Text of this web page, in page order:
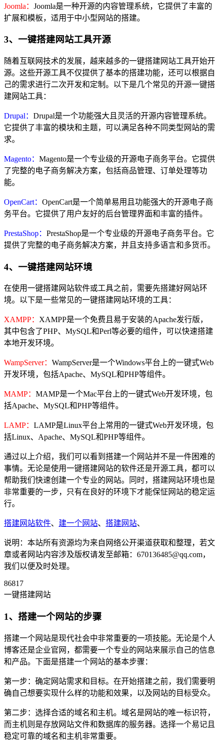
Joomla： Joomla是一种开源的内容管理系统，它提供了丰富的
扩展和模板，适用于中小型网站的搭建。
3、一键搭建网站工具开源
随着互联网技术的发展，越来越多的一键搭建网站工具开始开
源。这些开源工具不仅提供了基本的搭建功能，还可以根据自
己的需求进行二次开发和定制。以下是几个常见的开源一键搭
建网站工具：
Drupal： Drupal是一个功能强大且灵活的开源内容管理系统。
它提供了丰富的模块和主题，可以满足各种不同类型网站的需
求。
Magento： Magento是一个专业级的开源电子商务平台。它提供
了完整的电子商务解决方案，包括商品管理、订单处理等功
能。
OpenCart： OpenCart是一个简单易用且功能强大的开源电子商
务平台。它提供了用户友好的后台管理界面和丰富的插件。
PrestaShop： PrestaShop是一个专业级的开源电子商务平台。它
提供了完整的电子商务解决方案，并且支持多语言和多货币。
4、一键搭建网站环境
在使用一键搭建网站软件或工具之前，需要先搭建好网站环
境。以下是一些常见的一键搭建网站环境的工具：
XAMPP： XAMPP是一个免费且易于安装的Apache发行版，
其中包含了PHP、MySQL和Perl等必要的组件，可以快速搭建
本地开发环境。
WampServer： WampServer是一个Windows平台上的一键式Web
开发环境，包括Apache、MySQL和PHP等组件。
MAMP： MAMP是一个Mac平台上的一键式Web开发环境，包
括Apache、MySQL和PHP等组件。
LAMP： LAMP是Linux平台上常用的一键式Web开发环境，包
括Linux、Apache、MySQL和PHP等组件。
通过以上介绍，我们可以看到搭建一个网站并不是一件困难的
事情。无论是使用一键搭建网站的软件还是开源工具，都可以
帮助我们快速创建一个专业的网站。同时，搭建网站环境也是
非常重要的一步，只有在良好的环境下才能保怔网站的稳定运
行。
搭建网站软件、 建一个网站、 搭建网站、
说明：本站所有资源均为来自网络公开渠道获取和整理，若文
章或者网站内容涉及版权请发至邮箱：670136485@qq.com，
我们以便及时处理。
86817
一键搭建网站
1、搭建一个网站的步骤
搭建一个网站是现代社会中非常重要的一项技能。无论是个人
博客还是企业官网，都需要一个专业的网站来展示自己的信息
和产品。下面是搭建一个网站的基本步骤：
第一步：确定网站需求和目标。在开始搭建之前，我们需要明
确自己想要实现什么样的功能和效果，以及网站的目标受众。
第二步：选择合适的域名和主机。域名是网站的唯一标识符，
而主机则是存放网站文件和数据库的服务器。选择一个易记且
稳定可靠的域名和主机非常重要。